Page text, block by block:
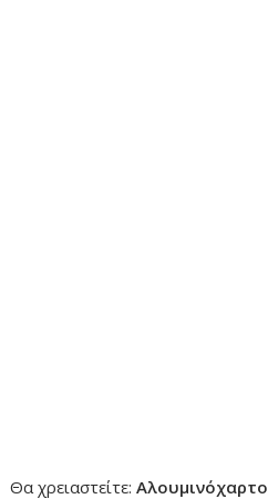
Θα χρειαστείτε:Αλουμινόχαρτο